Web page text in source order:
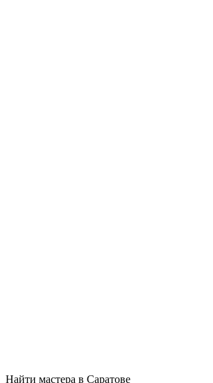
Найти мастера в Саратове